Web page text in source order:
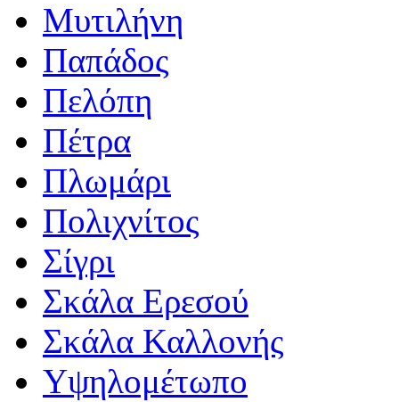
Μυτιλήνη
Παπάδος
Πελόπη
Πέτρα
Πλωμάρι
Πολιχνίτος
Σίγρι
Σκάλα Ερεσού
Σκάλα Καλλονής
Υψηλομέτωπο